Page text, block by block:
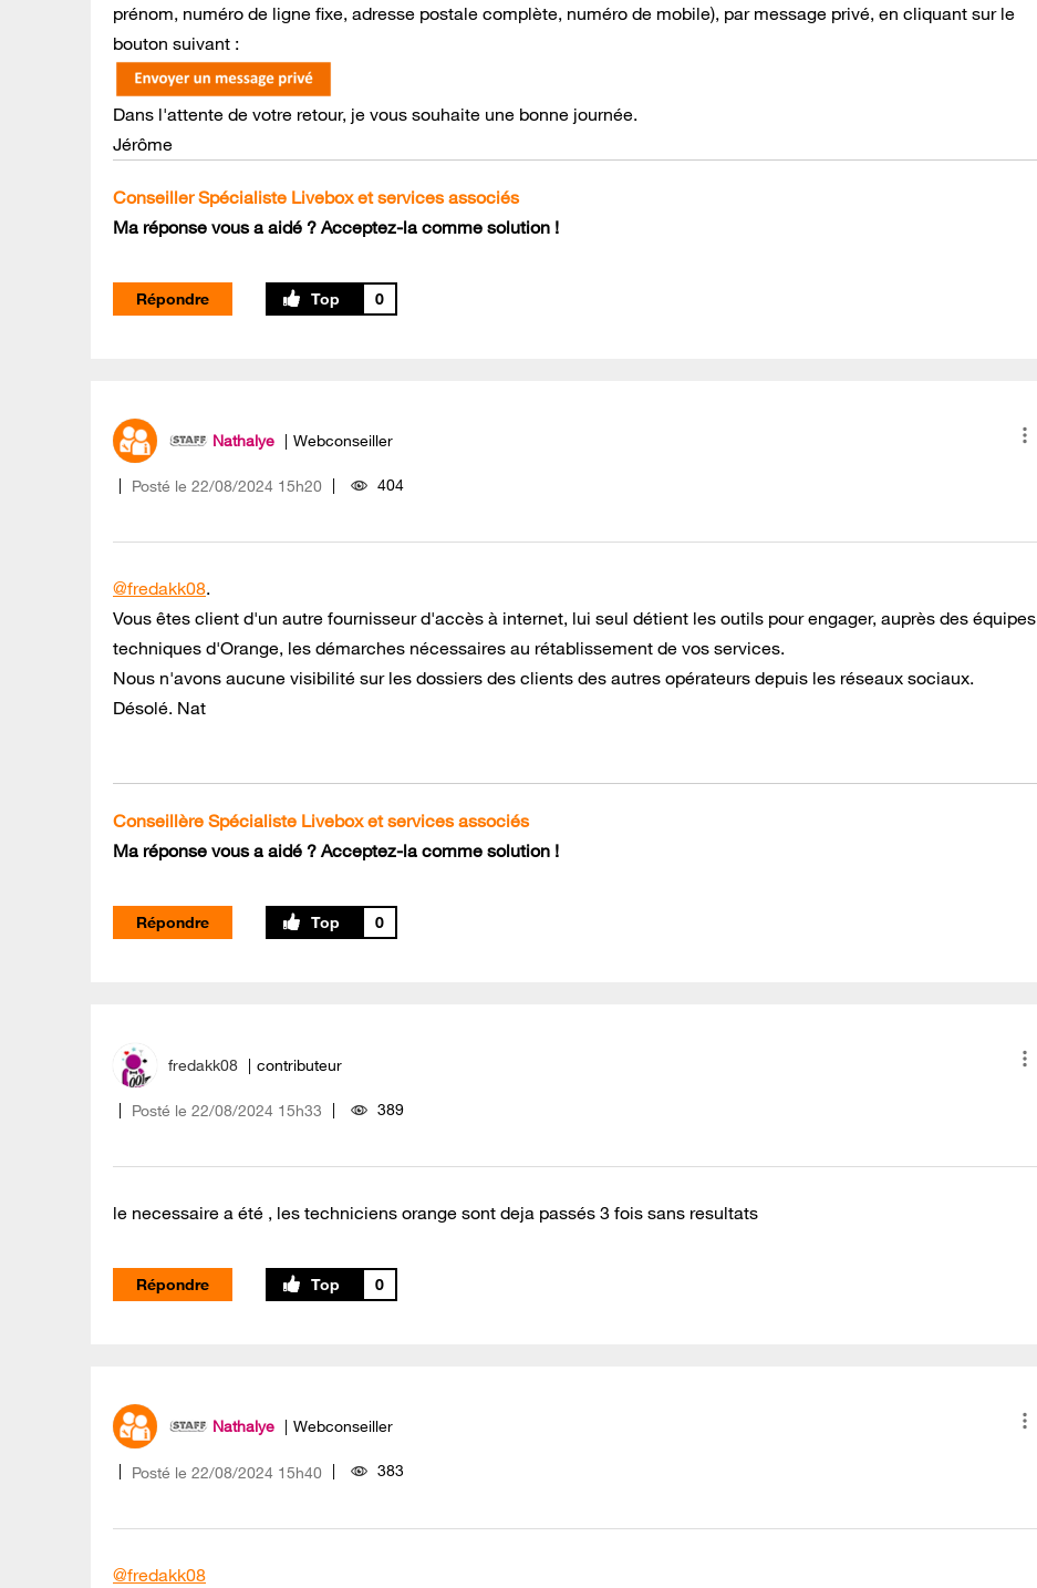
prénom, numéro de ligne fixe, adresse postale complète, numéro de mobile), par message privé, en cliquant sur le
bouton suivant :
Dans l'attente de votre retour, je vous souhaite une bonne journée.
Jérôme
Conseiller Spécialiste Livebox et services associés
Ma réponse vous a aidé ? Acceptez-la comme solution !
Répondre 0
Nathalye Webconseiller
Posté le ‎22/08/2024 15h20 404
@fredakk08.
Vous êtes client d'un autre fournisseur d'accès à internet, lui seul détient les outils pour engager, auprès des équipes
techniques d'Orange, les démarches nécessaires au rétablissement de vos services.
Nous n'avons aucune visibilité sur les dossiers des clients des autres opérateurs depuis les réseaux sociaux.
Désolé. Nat
Conseillère Spécialiste Livebox et services associés
Ma réponse vous a aidé ? Acceptez-la comme solution !
Répondre 0
fredakk08 contributeur
Posté le ‎22/08/2024 15h33 389
le necessaire a été , les techniciens orange sont deja passés 3 fois sans resultats
Répondre 0
Nathalye Webconseiller
Posté le ‎22/08/2024 15h40 383
@fredakk08